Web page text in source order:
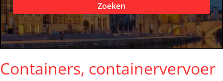
Zoeken
Containers, containervervoer